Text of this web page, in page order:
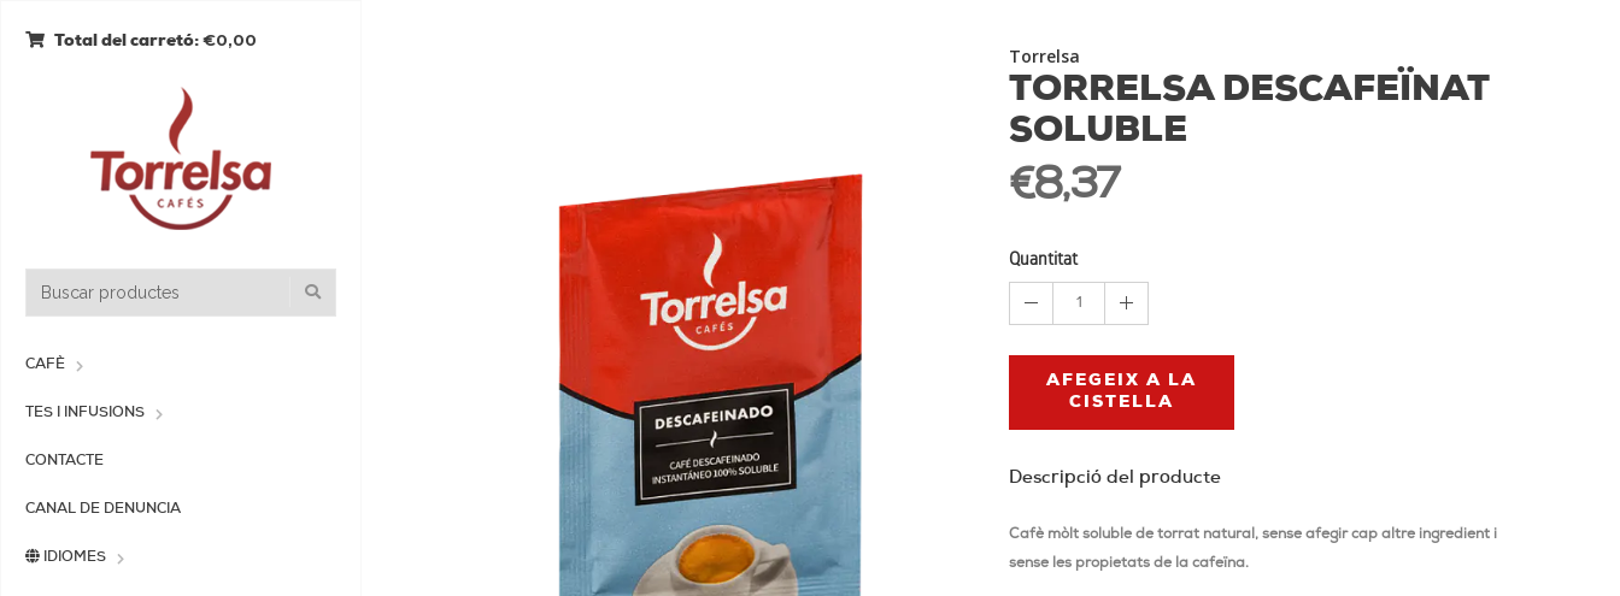
Total del carretó: €0,00
CAFÈ
TES I INFUSIONS
CONTACTE
CANAL DE DENUNCIA
IDIOMES
Torrelsa
TORRELSA DESCAFEÏNAT
SOLUBLE
€8,37
Quantitat
1
AFEGEIX A LA
CISTELLA
Descripció del producte
Cafè mòlt soluble de torrat natural, sense afegir cap altre ingredient i
sense les propietats de la cafeïna.